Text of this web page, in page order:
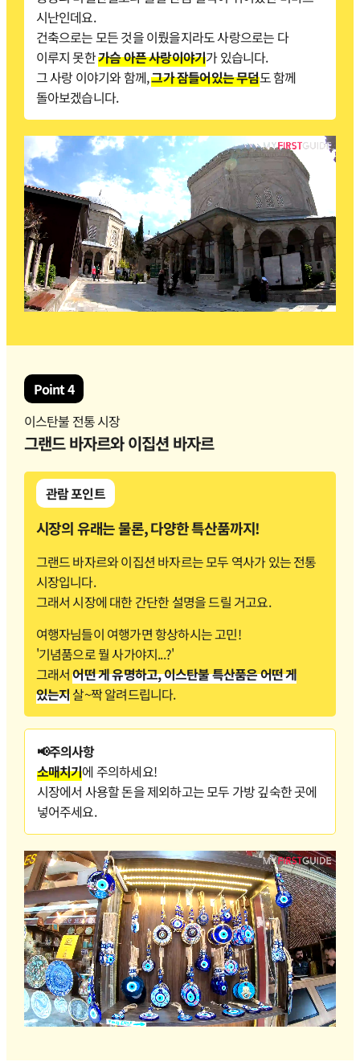
시난인데요.
건축으로는 모든 것을 이뤘을지라도 사랑으로는 다
이루지 못한가슴 아픈 사랑이야기가 있습니다.
그 사랑 이야기와 함께,그가 잠들어있는 무덤도 함께
돌아보겠습니다.
Point 4
이스탄불 전통 시장
그랜드 바자르와 이집션 바자르
관람 포인트
시장의 유래는 물론, 다양한 특산품까지!
그랜드 바자르와 이집션 바자르는 모두 역사가 있는 전통
시장입니다.
그래서 시장에 대한 간단한 설명을 드릴 거고요.
여행자님들이 여행가면 항상하시는 고민!
'기념품으로 뭘 사가야지...?'
그래서어떤 게 유명하고, 이스탄불 특산품은 어떤 게
있는지살~짝 알려드립니다.
📢주의사항
소매치기에 주의하세요!
시장에서 사용할 돈을 제외하고는 모두 가방 깊숙한 곳에
넣어주세요.